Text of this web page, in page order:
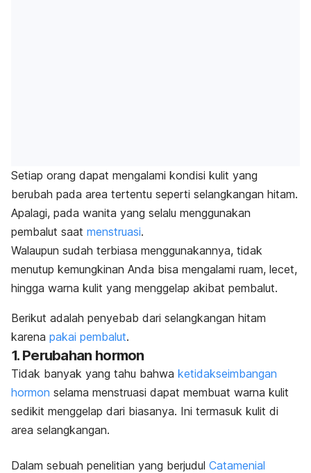
Setiap orang dapat mengalami kondisi kulit yang
berubah pada area tertentu seperti selangkangan hitam.
Apalagi, pada wanita yang selalu menggunakan
pembalut saat menstruasi.
Walaupun sudah terbiasa menggunakannya, tidak
menutup kemungkinan Anda bisa mengalami ruam, lecet,
hingga warna kulit yang menggelap akibat pembalut.
Berikut adalah penyebab dari selangkangan hitam
karena pakai pembalut.
1. Perubahan hormon
Tidak banyak yang tahu bahwa ketidakseimbangan
hormon selama menstruasi dapat membuat warna kulit
sedikit menggelap dari biasanya. Ini termasuk kulit di
area selangkangan.
Dalam sebuah penelitian yang berjudul Catamenial